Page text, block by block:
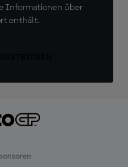
Informationen über
enthält.